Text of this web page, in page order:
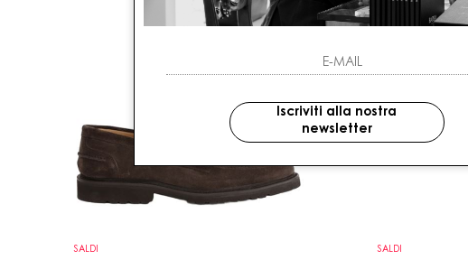
SALDI SALDI
Iscriviti alla nostra
newsletter